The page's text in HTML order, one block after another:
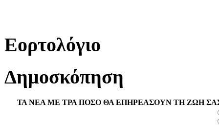
Εορτολόγιο
Δημοσκόπηση
ΤΑ ΝΕΑ ΜΕ ΤΡΑ ΠΟΣΟ ΘΑ ΕΠΗΡΕΑΣΟΥΝ ΤΗ ΖΩΗ